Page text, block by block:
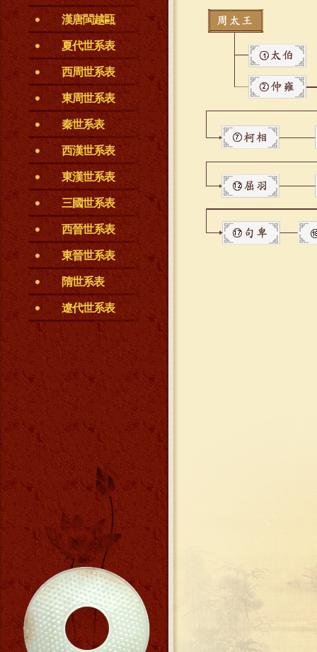
漢唐閩越甌
夏代世系表
西周世系表
東周世系表
秦世系表
西漢世系表
東漢世系表
三國世系表
西晉世系表
東晉世系表
隋世系表
遼代世系表